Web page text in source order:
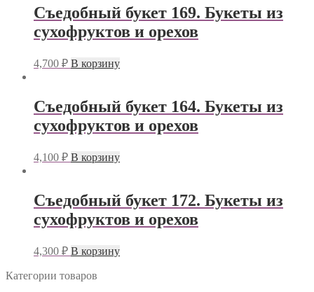
Съедобный букет 169. Букеты из
сухофруктов и орехов
4,700 ₽ В корзину
Съедобный букет 164. Букеты из
сухофруктов и орехов
4,100 ₽ В корзину
Съедобный букет 172. Букеты из
сухофруктов и орехов
4,300 ₽ В корзину
Категории товаров